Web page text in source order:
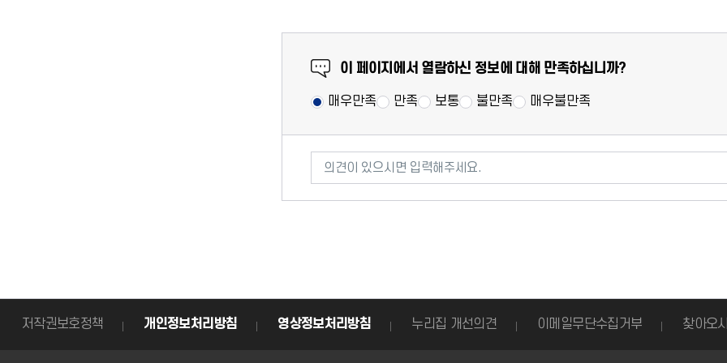
만족도 조사
이 페이지에서 열람하신 정보에 대해 만족하십니까?
매우만족 만족 보통 불만족 매우불만족
의견이 있으시면 입력해주세요.
저작권보호정책 개인정보처리방침 영상정보처리방침 누리집 개선의견 이메일무단수집거부 찾아오